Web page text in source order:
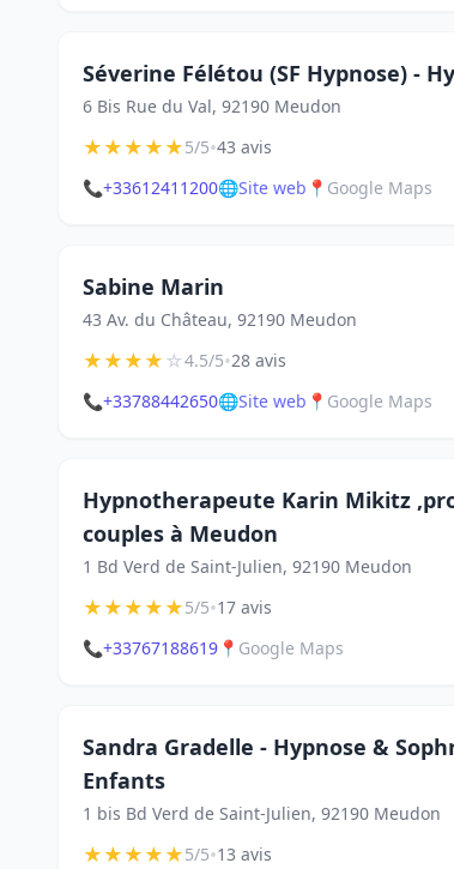
Séverine Félétou (SF Hypnose) -
6 Bis Rue du Val, 92190 Meudon
★★★★★5/5•43 avis
📞+33612411200🌐Site web 📍 Google Maps
Sabine Marin
43 Av. du Château, 92190 Meudon
★★★★☆4.5/5•28 avis
📞+33788442650🌐Site web 📍 Google Maps
Hypnotherapeute Karin Mikitz
couples à Meudon
1 Bd Verd de Saint-Julien, 92190 Meudon
★★★★★5/5•17 avis
📞+33767188619 📍 Google Maps
Sandra Gradelle - Hypnose &
Enfants
1 bis Bd Verd de Saint-Julien, 92190 Meudon
★★★★★5/5•13 avis